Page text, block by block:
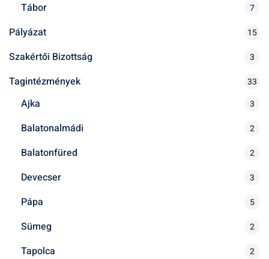
Tábor 7
Pályázat 15
Szakértői Bizottság 3
Tagintézmények 33
Ajka 3
Balatonalmádi 2
Balatonfüred 2
Devecser 3
Pápa 5
Sümeg 2
Tapolca 2